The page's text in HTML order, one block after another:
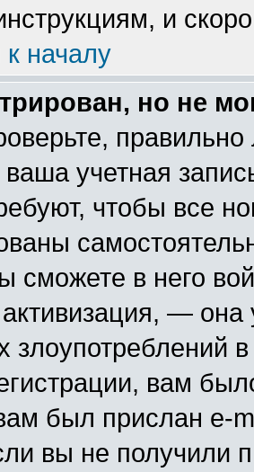
и
к началу
но не
учетная
чтобы все
сможете в него
активизация, —
злоупотреблений
вам
был прислан e-
вы не получили